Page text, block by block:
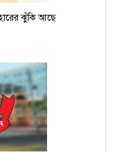
ঝুঁকি আছে